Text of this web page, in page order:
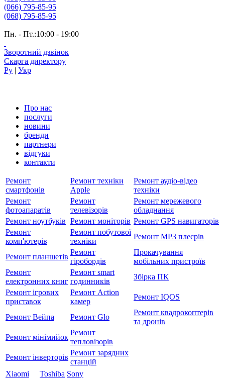
(066) 795-85-95
(068) 795-85-95
Пн. - Пт.:10:00 - 19:00
Зворотний дзвінок
Скарга директору
Ру | Укр
Про нас
послуги
новини
бренди
партнери
вiдгуки
контакти
Ремонт
смартфонів
Ремонт техніки
Apple
Ремонт аудіо-відео
техніки
Ремонт
фотоапаратів
Ремонт
телевізорів
Ремонт мережевого
обладнання
Ремонт ноутбуків Ремонт моніторів Ремонт GPS навигаторів
Ремонт
комп'ютерів
Ремонт побутової
техніки
Ремонт MP3 плеєрів
Ремонт планшетів
Ремонт
гіробордів
Прокачування
мобільних пристроїв
Ремонт
електронних книг
Ремонт smart
годинників
Збірка ПК
Ремонт ігрових
приставок
Ремонт Action
камер
Ремонт IQOS
Ремонт Вейпа Ремонт Glo
Ремонт квадрокоптерів
та дронів
Ремонт мiнiмийок
Ремонт
тепловізорів
Ремонт інверторів
Ремонт зарядних
станцій
Xiaomi
Toshiba Sony